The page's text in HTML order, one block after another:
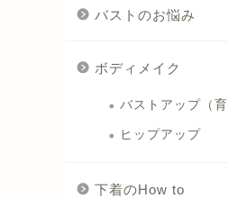
バストのお悩み
ボディメイク
バストアップ（育
ヒップアップ
下着のHow to